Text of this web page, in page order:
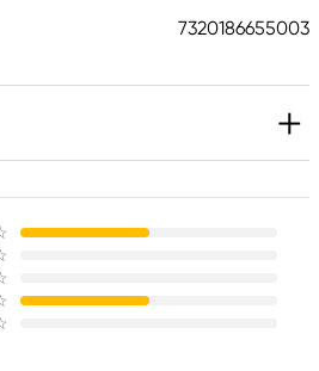
7320186655003
MIT, OIT (biocid). Kan gi en